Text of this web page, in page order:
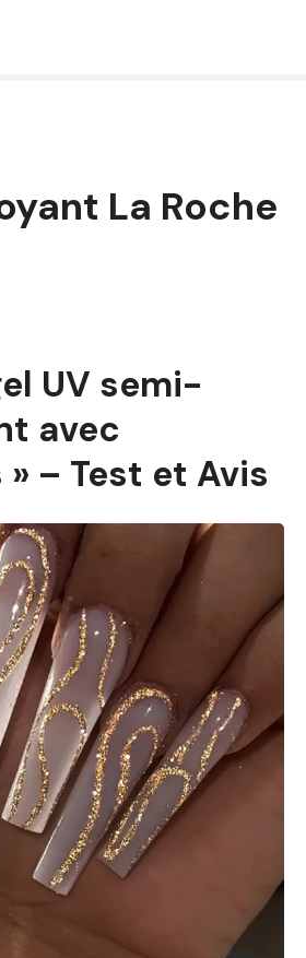
La Roche
UV semi-
avec
– Test et Avis